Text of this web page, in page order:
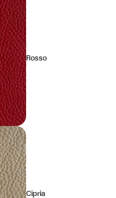
Rosso
Cipria